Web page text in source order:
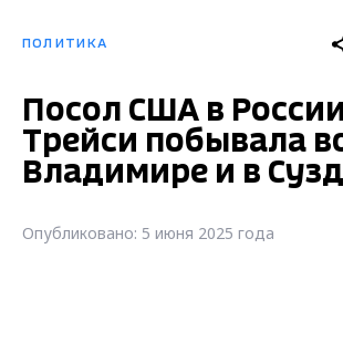
ПОЛИТИКА
Посол США в
Трейси побывала
Владимире и в
Опубликовано: 5 июня 2025 года